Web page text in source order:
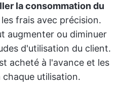
la consommation du
frais avec précision.
augmenter ou diminuer
d'utilisation du client.
acheté à l'avance et les
utilisation.